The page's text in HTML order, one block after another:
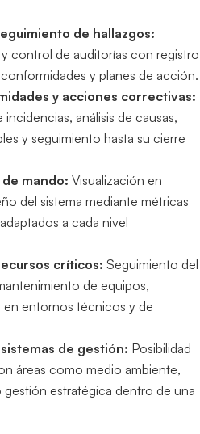
de hallazgos:
control de auditorías con registro
y planes de acción.
y acciones correctivas:
análisis de causas,
y seguimiento hasta su cierre
mando: Visualización en
del sistema mediante métricas
a cada nivel
críticos: Seguimiento del
de equipos,
en entornos técnicos y de
de gestión: Posibilidad
áreas como medio ambiente,
estratégica dentro de una